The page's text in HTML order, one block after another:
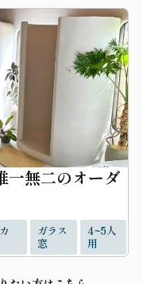
一無二のオーダ
ガラス
窓
4~5人
用